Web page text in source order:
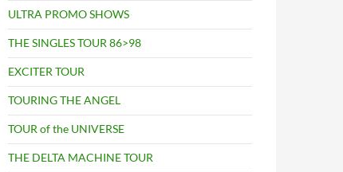
ULTRA PROMO SHOWS
THE SINGLES TOUR 86>98
EXCITER TOUR
TOURING THE ANGEL
TOUR of the UNIVERSE
THE DELTA MACHINE TOUR